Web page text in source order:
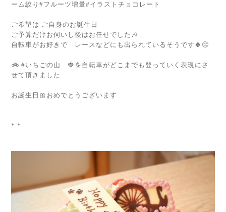
ーム絞り#フルーツ増量#イラストチョコレート
ご希望は ご自身のお誕生日
ご予算だけお伺いし後はお任せでした🎶
自転車がお好きで レースなどにも出られているそうです🍀😊
🚲 #いちごの山 🍓を自転車がどこまでも登っていく表現にさ
せて頂きました
お誕生日🎀おめでとうございます
* *